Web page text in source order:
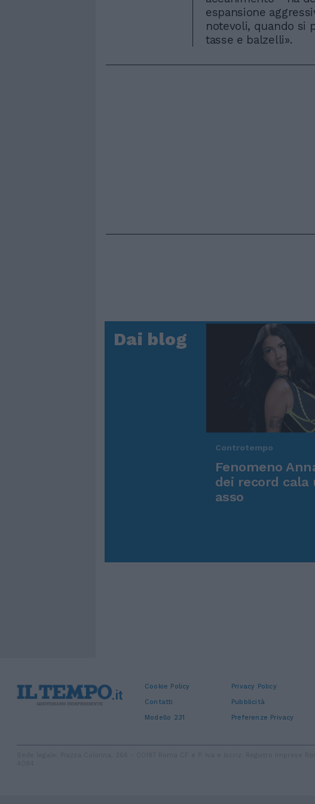
espansione
notevoli, quando si
tasse e balzelli».
Dai blog
Controtempo
Fenomeno
dei record cala
asso
Cookie Policy Privacy Policy
Contatti
Pubblicità
Modello 231
Preferenze Privacy